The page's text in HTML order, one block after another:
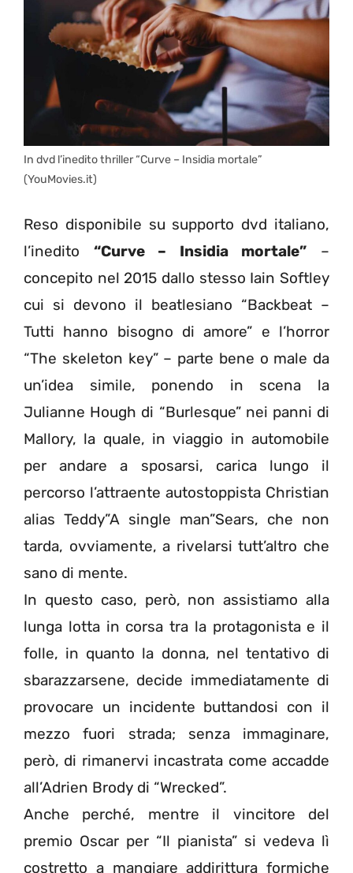
In dvd l’inedito thriller “Curve – Insidia mortale”
(YouMovies.it)
Reso disponibile su supporto dvd italiano,
l’inedito “Curve – Insidia mortale” –
concepito nel 2015 dallo stesso Iain Softley
cui si devono il beatlesiano “Backbeat –
Tutti hanno bisogno di amore” e l’horror
“The skeleton key” – parte bene o male da
un’idea simile, ponendo in scena la
Julianne Hough di “Burlesque” nei panni di
Mallory, la quale, in viaggio in automobile
per andare a sposarsi, carica lungo il
percorso l’attraente autostoppista Christian
alias Teddy”A single man”Sears, che non
tarda, ovviamente, a rivelarsi tutt’altro che
sano di mente.
In questo caso, però, non assistiamo alla
lunga lotta in corsa tra la protagonista e il
folle, in quanto la donna, nel tentativo di
sbarazzarsene, decide immediatamente di
provocare un incidente buttandosi con il
mezzo fuori strada; senza immaginare,
però, di rimanervi incastrata come accadde
all’Adrien Brody di “Wrecked”.
Anche perché, mentre il vincitore del
premio Oscar per “Il pianista” si vedeva lì
costretto a mangiare addirittura formiche